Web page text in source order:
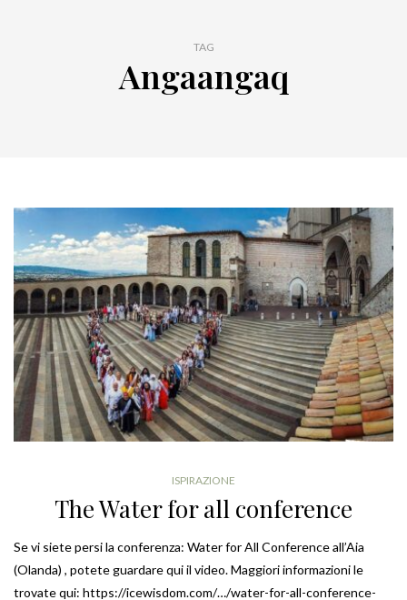
TAG
Angaangaq
ISPIRAZIONE
The Water for all conference
Se vi siete persi la conferenza: Water for All Conference all’Aia
(Olanda) , potete guardare qui il video. Maggiori informazioni le
trovate qui: https://icewisdom.com/…/water-for-all-conference-